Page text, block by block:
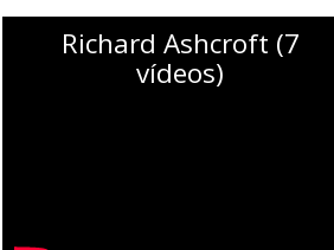
Richard Ashcroft (7
vídeos)